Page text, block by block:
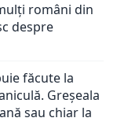
români din
despre
făcute la
Greșeala
sau chiar la